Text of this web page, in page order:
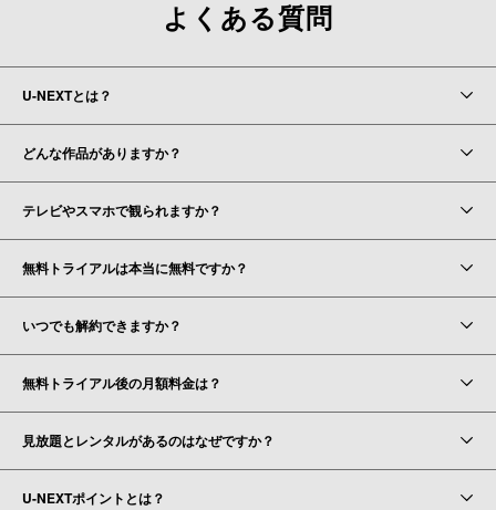
よくある質問
U-NEXTとは？
どんな作品がありますか？
テレビやスマホで観られますか？
無料トライアルは本当に無料ですか？
いつでも解約できますか？
無料トライアル後の月額料金は？
見放題とレンタルがあるのはなぜですか？
U-NEXTポイントとは？